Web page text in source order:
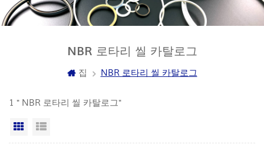
NBR 로타리 씰 카탈로그
집 NBR 로타리 씰 카탈로그
1 " NBR 로타리 씰 카탈로그"
격자보기